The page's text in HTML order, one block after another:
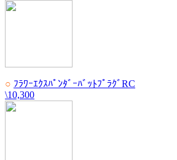
○ ﾌﾗﾜｰｴｸｽﾊﾟﾝﾀﾞｰﾊﾞｯﾄﾌﾟﾗｸﾞRC
\10,300